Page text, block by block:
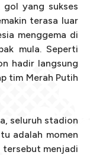
gol yang sukses
terasa luar
menggema di
mula. Seperti
hadir langsung
tim Merah Putih
seluruh stadion
adalah momen
tersebut menjadi